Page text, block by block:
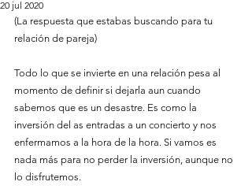
20 jul 2020
(La respuesta que estabas buscando para tu
relación de pareja)
Todo lo que se invierte en una relación pesa al
momento de definir si dejarla aun cuando
sabemos que es un desastre. Es como la
inversión del as entradas a un concierto y nos
enfermamos a la hora de la hora. Si vamos es
nada más para no perder la inversión, aunque no
lo disfrutemos.